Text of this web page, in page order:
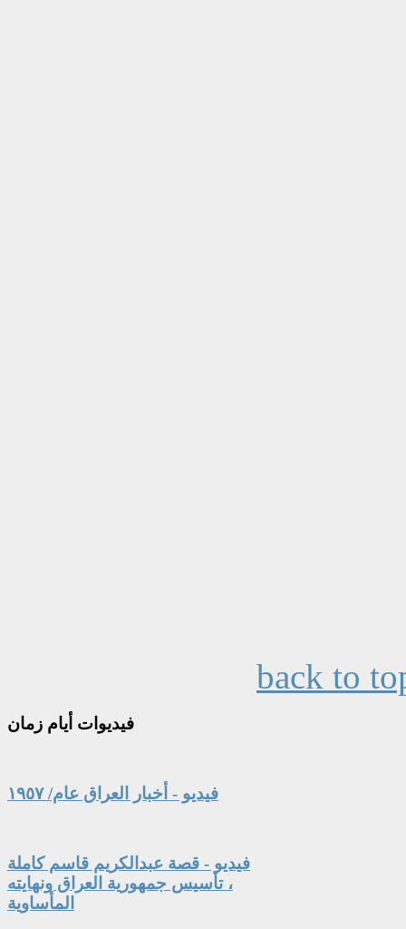
back to
فيديوات أيام زمان
فيديو - أخبار العراق عام/ ١٩٥٧
فيديو - قصة عبدالكريم قاسم كاملة
، تأسيس جمهورية العراق ونهايته
المأساوية